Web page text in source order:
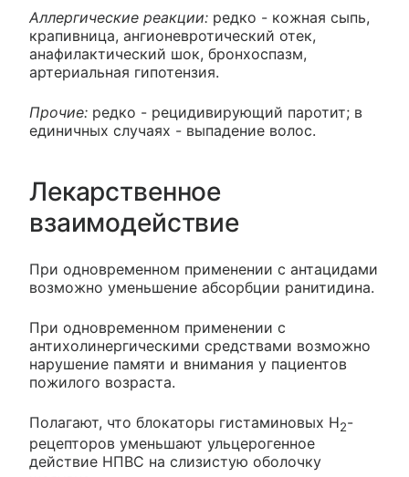
Аллергические реакции: редко - кожная сыпь,
крапивница, ангионевротический отек,
анафилактический шок, бронхоспазм,
артериальная гипотензия.
Прочие: редко - рецидивирующий паротит; в
единичных случаях - выпадение волос.
Лекарственное
взаимодействие
При одновременном применении с антацидами
возможно уменьшение абсорбции ранитидина.
При одновременном применении с
антихолинергическими средствами возможно
нарушение памяти и внимания у пациентов
пожилого возраста.
Полагают, что блокаторы гистаминовых H2-
рецепторов уменьшают ульцерогенное
действие НПВС на слизистую оболочку